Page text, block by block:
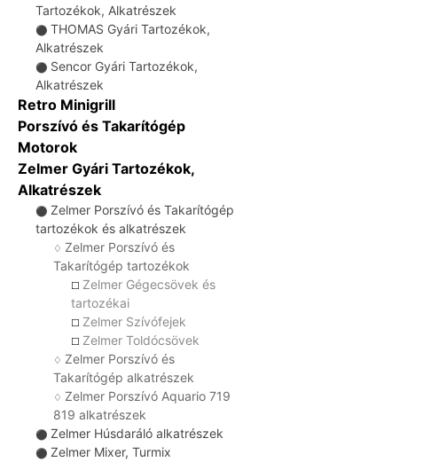
Tartozékok, Alkatrészek
⚫ THOMAS Gyári Tartozékok,
Alkatrészek
⚫ Sencor Gyári Tartozékok,
Alkatrészek
Retro Minigrill
Porszívó és Takarítógép
Motorok
Zelmer Gyári Tartozékok,
Alkatrészek
⚫ Zelmer Porszívó és Takarítógép
tartozékok és alkatrészek
♢ Zelmer Porszívó és
Takarítógép tartozékok
☐ Zelmer Gégecsövek és
tartozékai
☐ Zelmer Szívófejek
☐ Zelmer Toldócsövek
♢ Zelmer Porszívó és
Takarítógép alkatrészek
♢ Zelmer Porszívó Aquario 719
819 alkatrészek
⚫ Zelmer Húsdaráló alkatrészek
⚫ Zelmer Mixer, Turmix